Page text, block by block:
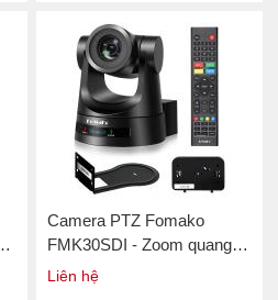
Camera PTZ Fomako
FMK30SDI - Zoom quang
học 30X
Liên hệ